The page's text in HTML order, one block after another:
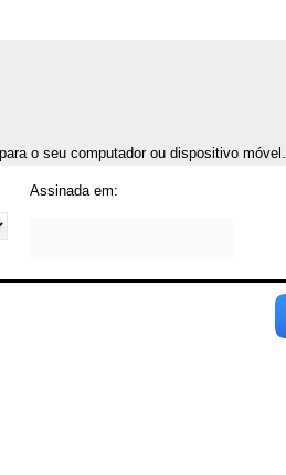
o seu computador ou dispositivo móvel.
Assinada em: